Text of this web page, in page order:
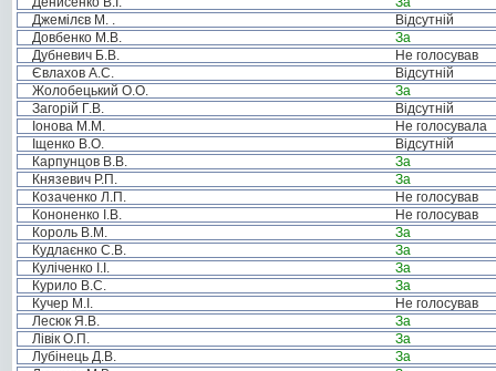
Джемілєв М. .
Відсутній
Довбенко М.В.
За
Дубневич Б.В.
Не голосував
Євлахов А.С.
Відсутній
Жолобецький О.О.
За
Загорій Г.В.
Відсутній
Іонова М.М.
Не голосувала
Іщенко В.О.
Відсутній
Карпунцов В.В.
За
Князевич Р.П.
За
Козаченко Л.П.
Не голосував
Кононенко І.В.
Не голосував
Король В.М.
За
Кудлаєнко С.В.
За
Куліченко І.І.
За
Курило В.С.
За
Кучер М.І.
Не голосував
Лесюк Я.В.
За
Лівік О.П.
За
Лубінець Д.В.
За